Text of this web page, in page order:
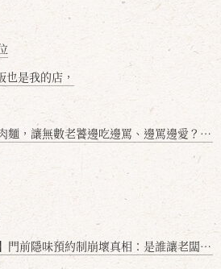
是我的店，
讓無數老饕邊吃邊罵、邊罵邊愛？小辣雞揭密！」
隱味預約制崩壞真相：是誰讓老闆心灰意冷？」